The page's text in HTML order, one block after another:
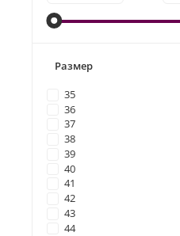
Размер
35
36
37
38
39
40
41
42
43
44